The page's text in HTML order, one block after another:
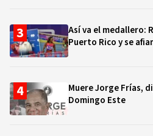
Así va el medallero:
Puerto Rico y se
Muere Jorge Frías,
Domingo Este